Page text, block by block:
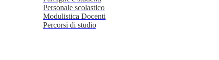
Personale scolastico
Modulistica Docenti
Percorsi di studio